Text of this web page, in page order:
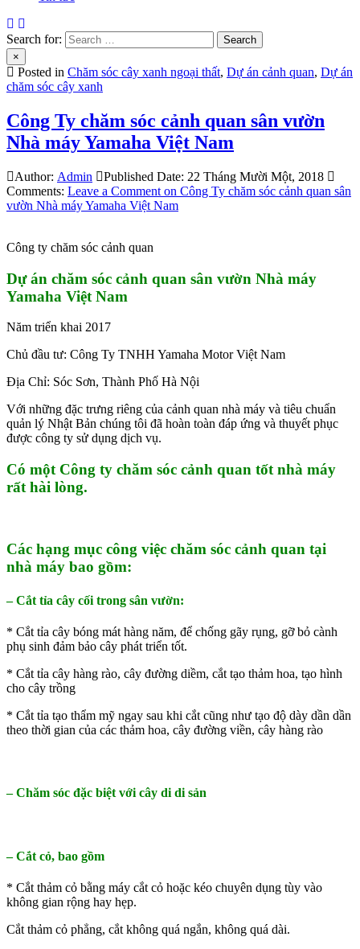
Search for:
×
Posted in Chăm sóc cây xanh ngoại thất, Dự án cảnh quan, Dự án
chăm sóc cây xanh
Công Ty chăm sóc cảnh quan sân vườn
Nhà máy Yamaha Việt Nam
Author: Admin Published Date: 22 Tháng Mười Một, 2018
Comments: Leave a Comment on Công Ty chăm sóc cảnh quan sân
vườn Nhà máy Yamaha Việt Nam
Công ty chăm sóc cảnh quan
Dự án chăm sóc cảnh quan sân vườn Nhà máy
Yamaha Việt Nam
Năm triển khai 2017
Chủ đầu tư: Công Ty TNHH Yamaha Motor Việt Nam
Địa Chỉ: Sóc Sơn, Thành Phố Hà Nội
Với những đặc trưng riêng của cảnh quan nhà máy và tiêu chuẩn
quản lý Nhật Bản chúng tôi đã hoàn toàn đáp ứng và thuyết phục
được công ty sử dụng dịch vụ.
Có một Công ty chăm sóc cảnh quan tốt nhà máy
rất hài lòng.
Các hạng mục công việc chăm sóc cảnh quan tại
nhà máy bao gồm:
– Cắt tỉa cây cối trong sân vườn:
* Cắt tỉa cây bóng mát hàng năm, để chống gãy rụng, gỡ bỏ cành
phụ sinh đảm bảo cây phát triển tốt.
* Cắt tỉa cây hàng rào, cây đường diềm, cắt tạo thảm hoa, tạo hình
cho cây trồng
* Cắt tỉa tạo thẩm mỹ ngay sau khi cắt cũng như tạo độ dày dần dần
theo thời gian của các thảm hoa, cây đường viền, cây hàng rào
– Chăm sóc đặc biệt với cây di di sản
– Cắt cỏ, bao gồm
* Cắt thảm cỏ bằng máy cắt cỏ hoặc kéo chuyên dụng tùy vào
không gian rộng hay hẹp.
Cắt thảm cỏ phẳng, cắt không quá ngắn, không quá dài.